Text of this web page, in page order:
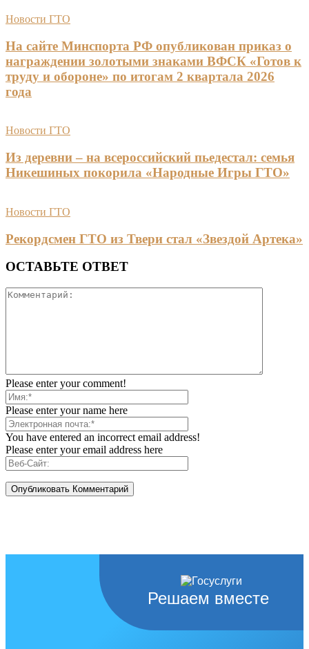
Новости ГТО
На сайте Минспорта РФ опубликован приказ о
награждении золотыми знаками ВФСК «Готов к
труду и обороне» по итогам 2 квартала 2026
года
Новости ГТО
Из деревни – на всероссийский пьедестал: семья
Никешиных покорила «Народные Игры ГТО»
Новости ГТО
Рекордсмен ГТО из Твери стал «Звездой Артека»
ОСТАВЬТЕ ОТВЕТ
Please enter your comment!
Please enter your name here
You have entered an incorrect email address!
Please enter your email address here
Решаем вместе